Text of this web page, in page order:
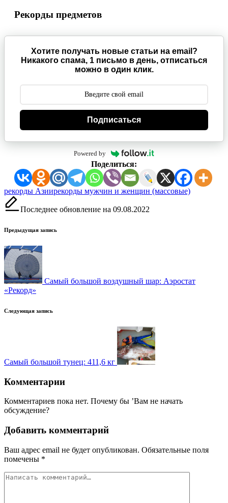
Рекорды предметов
Хотите получать новые статьи на email?
Никакого спама, 1 письмо в день, отписаться
можно в один клик.
Подписаться
Powered by
Поделиться:
Метки:
рекорды Азиирекорды мужчин и женщин (массовые)
Последнее обновление на 09.08.2022
Навигация
записи
Предыдущая запись
Самый большой воздушный шар: Аэростат
«Рекорд»
Следующая запись
Самый большой тунец: 411,6 кг
Комментарии
Комментариев пока нет. Почему бы ’Вам не начать
обсуждение?
Добавить комментарий
Ваш адрес email не будет опубликован. Обязательные поля
помечены *